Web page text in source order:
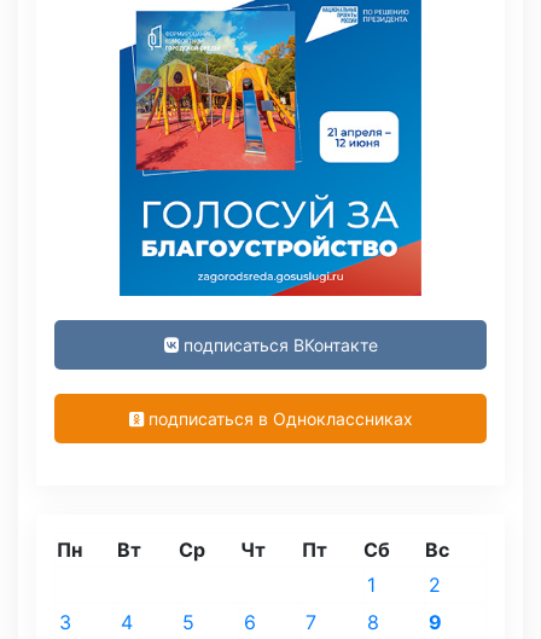
подписаться ВКонтакте
подписаться в Одноклассниках
Пн Вт Ср Чт Пт Сб Вс
1
2
3
4 5 6 7 8
9